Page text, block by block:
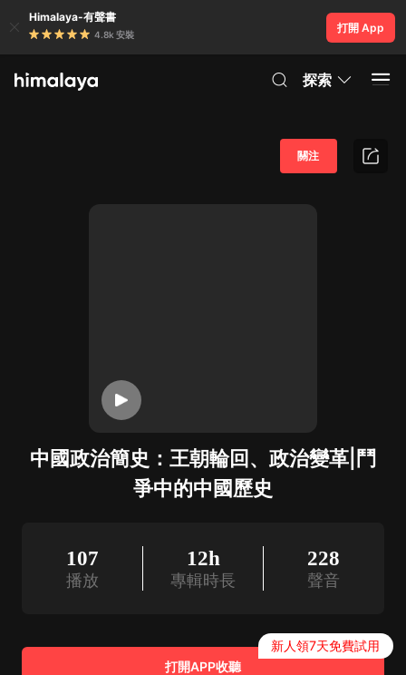
Himalaya-有聲書
4.8k 安裝
打開 App
探索
中國政治簡史：王朝輪回、政治變革|鬥
爭中的中國歷史
關注
107
播放
12h
專輯時長
228
聲音
打開APP收聽
新人領7天免費試用